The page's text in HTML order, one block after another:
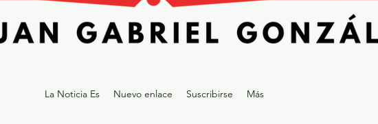
La Noticia Es Nuevo enlace Suscribirse Más